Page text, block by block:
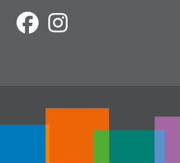
FacebookInstagram